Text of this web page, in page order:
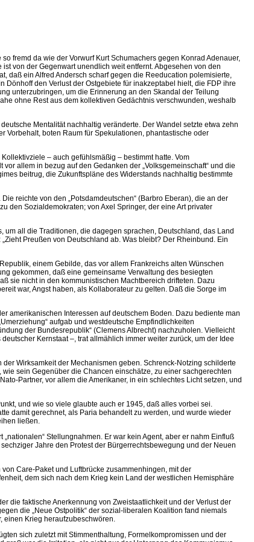
fremd da wie der Vorwurf Kurt Schumachers gegen Konrad Adenauer,
von der Gegenwart unendlich weit entfernt. Abgesehen von den
daß ein Alfred Andersch scharf gegen die Reeducation polemisierte,
den Verlust der Ostgebiete für inakzeptabel hielt, die FDP ihre
unterzubringen, um die Erinnerung an den Skandal der Teilung
ohne Rest aus dem kollektiven Gedächtnis verschwunden, weshalb
Mentalität nachhaltig veränderte. Der Wandel setzte etwa zehn
Vorbehalt, boten Raum für Spekulationen, phantastische oder
– auch gefühlsmäßig – bestimmt hatte. Vom
allem in bezug auf den Gedanken der „Volksgemeinschaft“ und die
beitrug, die Zukunftspläne des Widerstands nachhaltig bestimmte
reichte von den „Potsdamdeutschen“ (Barbro Eberan), die an der
den Sozialdemokraten; von Axel Springer, der eine Art privater
all die Traditionen, die dagegen sprachen, Deutschland, das Land
Preußen von Deutschland ab. Was bleibt? Der Rheinbund. Ein
einem Gebilde, das vor allem Frankreichs alten Wünschen
gekommen, daß eine gemeinsame Verwaltung des besiegten
sie nicht in den kommunistischen Machtbereich drifteten. Dazu
war, Angst haben, als Kollaborateur zu gelten. Daß die Sorge im
amerikanischen Interessen auf deutschem Boden. Dazu bediente man
aufgab und westdeutsche Empfindlichkeiten
der Bundesrepublik“ (Clemens Albrecht) nachzuholen. Vielleicht
Kernstaat –, trat allmählich immer weiter zurück, um der Idee
Wirksamkeit der Mechanismen geben. Schrenck-Notzing schilderte
sein Gegenüber die Chancen einschätze, zu einer sachgerechten
Partner, vor allem die Amerikaner, in ein schlechtes Licht setzen, und
und wie so viele glaubte auch er 1945, daß alles vorbei sei.
damit gerechnet, als Paria behandelt zu werden, und wurde wieder
ließen.
Stellungnahmen. Er war kein Agent, aber er nahm Einfluß
Jahre den Protest der Bürgerrechtsbewegung und der Neuen
Care-Paket und Luftbrücke zusammenhingen, mit der
dem sich nach dem Krieg kein Land der westlichen Hemisphäre
die faktische Anerkennung von Zweistaatlichkeit und der Verlust der
die „Neue Ostpolitik“ der sozial-liberalen Koalition fand niemals
einen Krieg heraufzubeschwören.
sich zuletzt mit Stimmenthaltung, Formelkompromissen und der